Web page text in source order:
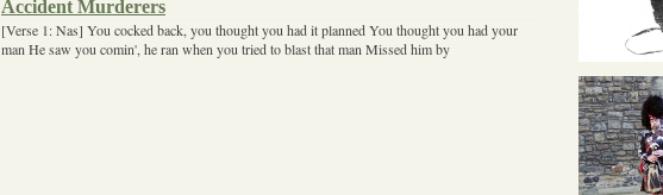
Accident Murderers
[Verse 1: Nas] You cocked back, you thought you had it planned You thought you had your
man He saw you comin', he ran when you tried to blast that man Missed him by